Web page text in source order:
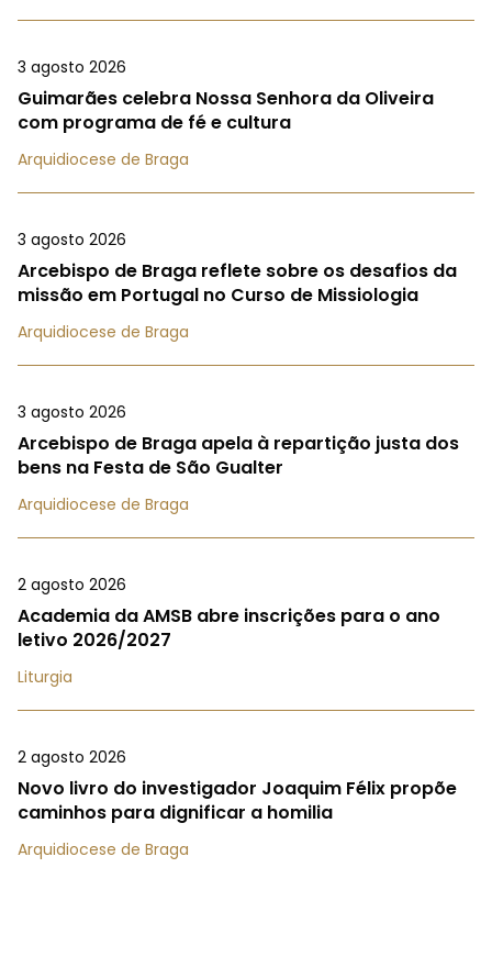
3 agosto 2026
Guimarães celebra Nossa Senhora da Oliveira
com programa de fé e cultura
Arquidiocese de Braga
3 agosto 2026
Arcebispo de Braga reflete sobre os desafios da
missão em Portugal no Curso de Missiologia
Arquidiocese de Braga
3 agosto 2026
Arcebispo de Braga apela à repartição justa dos
bens na Festa de São Gualter
Arquidiocese de Braga
2 agosto 2026
Academia da AMSB abre inscrições para o ano
letivo 2026/2027
Liturgia
2 agosto 2026
Novo livro do investigador Joaquim Félix propõe
caminhos para dignificar a homilia
Arquidiocese de Braga